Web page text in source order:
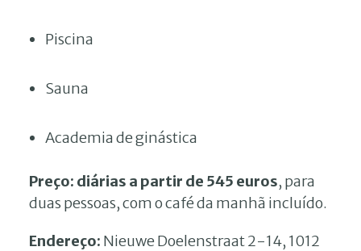
Piscina
Sauna
Academia de ginástica
Preço: diárias a partir de 545 euros, para
duas pessoas, com o café da manhã incluído.
Endereço: Nieuwe Doelenstraat 2-14, 1012